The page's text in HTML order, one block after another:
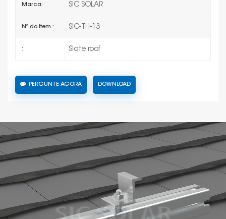
Marca: SIC SOLAR
Nº do item.: SIC-TH-13
: Slate roof
PERGUNTE AGORA DOWNLOAD